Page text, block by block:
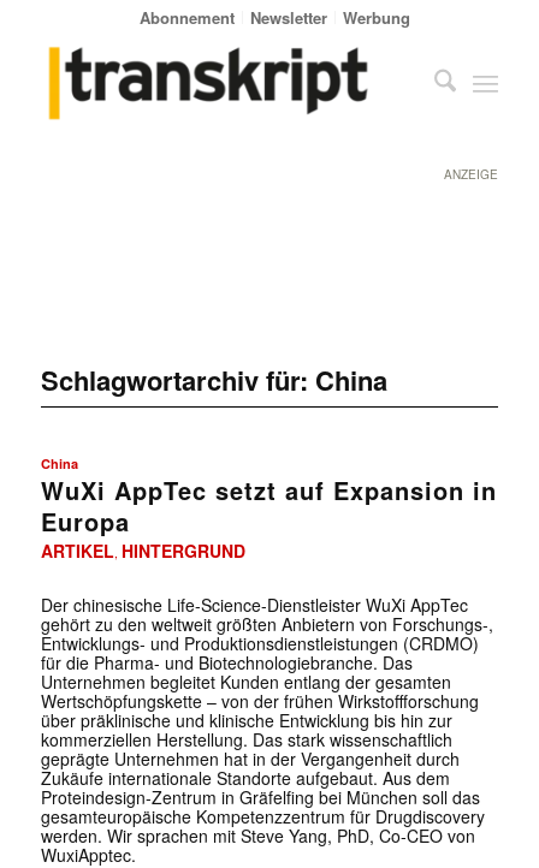
Abonnement Newsletter Werbung
ANZEIGE
Schlagwortarchiv für: China
China
WuXi AppTec setzt auf Expansion in
Europa
ARTIKEL HINTERGRUND
Der chinesische Life-Science-Dienstleister WuXi AppTec
gehört zu den weltweit größten Anbietern von Forschungs-,
Entwicklungs- und Produktionsdienstleistungen (CRDMO)
für die Pharma- und Biotechnologiebranche. Das
Unternehmen begleitet Kunden entlang der gesamten
Wertschöpfungskette – von der frühen Wirkstoffforschung
über präklinische und klinische Entwicklung bis hin zur
kommerziellen Herstellung. Das stark wissenschaftlich
geprägte Unternehmen hat in der Vergangenheit durch
Zukäufe internationale Standorte aufgebaut. Aus dem
Proteindesign-Zentrum in Gräfelfing bei München soll das
gesamteuropäische Kompetenzzentrum für Drugdiscovery
werden. Wir sprachen mit Steve Yang, PhD, Co-CEO von
WuxiApptec.